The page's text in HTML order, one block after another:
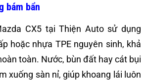
bám bẩn
CX5 tại Thiện Auto sử dụng
hoặc nhựa TPE nguyên sinh, khả
toàn. Nước, bùn đất hay cát bụi
xuống sàn nỉ, giúp khoang lái luôn